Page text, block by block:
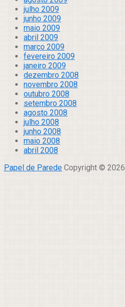
julho 2009
junho 2009
maio 2009
abril 2009
março 2009
fevereiro 2009
janeiro 2009
dezembro 2008
novembro 2008
outubro 2008
setembro 2008
agosto 2008
julho 2008
junho 2008
maio 2008
abril 2008
Papel de Parede Copyright © 2026.